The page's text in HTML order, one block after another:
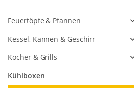
Feuertöpfe & Pfannen
Kessel, Kannen & Geschirr
Kocher & Grills
Kühlboxen